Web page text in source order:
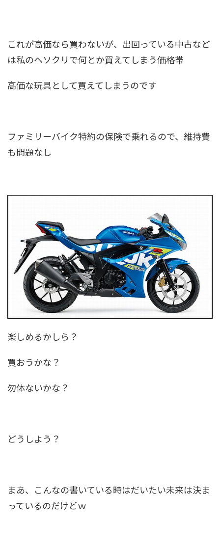
これが高価なら買わないが、出回っている中古など
は私のヘソクリで何とか買えてしまう価格帯
高価な玩具として買えてしまうのです
ファミリーバイク特約の保険で乗れるので、維持費
も問題なし
楽しめるかしら？
買おうかな？
勿体ないかな？
どうしよう？
まあ、こんなの書いている時はだいたい未来は決ま
っているのだけどｗ